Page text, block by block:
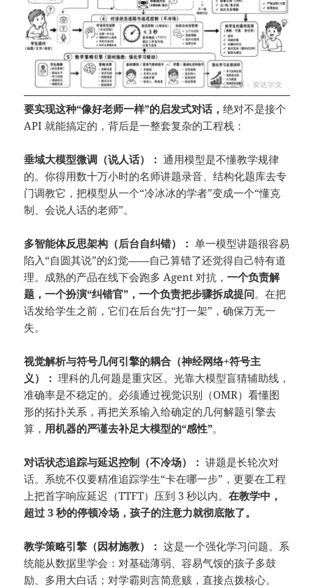
要实现这种“像好老师一样”的启发式对话，绝对不是接个
API 就能搞定的，背后是一整套复杂的工程栈：
垂域大模型微调（说人话）： 通用模型是不懂教学规律
的。你得用数十万小时的名师讲题录音、结构化题库去专
门调教它，把模型从一个“冷冰冰的学者”变成一个“懂克
制、会说人话的老师”。
多智能体反思架构（后台自纠错）： 单一模型讲题很容易
陷入“自圆其说”的幻觉——自己算错了还觉得自己特有道
理。成熟的产品在线下会跑多 Agent 对抗，一个负责解
题，一个扮演“纠错官”，一个负责把步骤拆成提问。在把
话发给学生之前，它们在后台先“打一架”，确保万无一
失。
视觉解析与符号几何引擎的耦合（神经网络+符号主
义）： 理科的几何题是重灾区。光靠大模型盲猜辅助线，
准确率是不稳定的。必须通过视觉识别（OMR）看懂图
形的拓扑关系，再把关系输入给确定的几何解题引擎去
算， 用机器的严谨去补足大模型的“感性”。
对话状态追踪与延迟控制（不冷场）： 讲题是长轮次对
话。系统不仅要精准追踪学生“卡在哪一步”，更要在工程
上把首字响应延迟（TTFT）压到 3 秒以内。在教学中，
超过 3 秒的停顿冷场，孩子的注意力就彻底散了。
教学策略引擎（因材施教）： 这是一个强化学习问题。系
统能从数据里学会：对基础薄弱、容易气馁的孩子多鼓
励、多用大白话；对学霸则言简意赅，直接点拨核心。